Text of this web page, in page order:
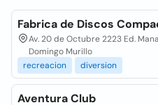
Fabrica de Discos
Av. 20 de Octubre 2223 Ed.
Domingo Murillo
recreacion
diversion
Aventura Club